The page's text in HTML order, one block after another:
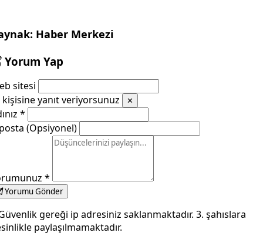
Haber Merkezi
Yorum Yap
sitesi
kişisine yanıt veriyorsunuz
✕
*
(Opsiyonel)
*
Yorumu Gönder
gereği ip adresiniz saklanmaktadır. 3. şahıslara
paylaşılmamaktadır.